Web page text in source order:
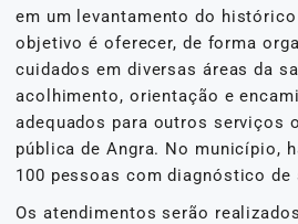
em um levantamento do
objetivo é oferecer, de forma
cuidados em diversas áreas da
acolhimento, orientação e
adequados para outros serviços
pública de Angra. No município,
100 pessoas com diagnóstico de
Os atendimentos serão